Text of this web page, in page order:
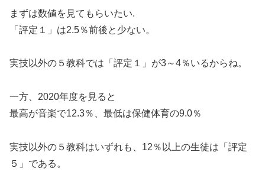
まずは数値を見てもらいたい.
「評定１」は2.5％前後と少ない。
実技以外の５教科では「評定１」が3～4％いるからね。
一方、2020年度を見ると
最高が音楽で12.3％、最低は保健体育の9.0％
実技以外の５教科はいずれも、12％以上の生徒は「評定
５」である。